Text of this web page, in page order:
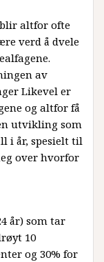
altfor ofte
verd å dvele
av
Likevel er
og altfor få
utvikling som
i år, spesielt til
over hvorfor
år) som tar
10
og 30% for